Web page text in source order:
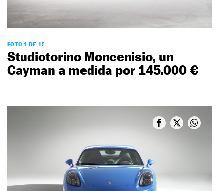
FOTO 1 DE 15
Studiotorino Moncenisio, un
Cayman a medida por 145.000 €